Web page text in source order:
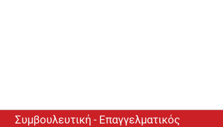
Συμβουλευτική - Επαγγελματικός